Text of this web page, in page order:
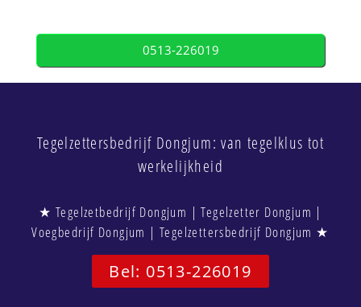
0513-226019
Tegelzettersbedrijf Dongjum: van tegelklus tot
werkelijkheid
★ Tegelzetbedrijf Dongjum | Tegelzetter Dongjum |
Voegbedrijf Dongjum | Tegelzettersbedrijf Dongjum ★
Bel: 0513-226019